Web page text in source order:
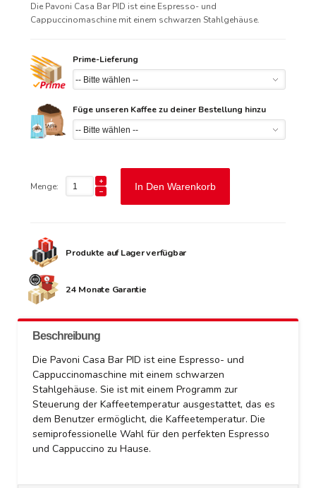
Die Pavoni Casa Bar PID ist eine Espresso- und
Cappuccinomaschine mit einem schwarzen Stahlgehäuse.
Prime-Lieferung
Füge unseren Kaffee zu deiner Bestellung hinzu
Menge: In Den Warenkorb
Produkte auf Lager verfügbar
24 Monate Garantie
Beschreibung
Die Pavoni Casa Bar PID ist eine Espresso- und
Cappuccinomaschine mit einem schwarzen
Stahlgehäuse. Sie ist mit einem Programm zur
Steuerung der Kaffeetemperatur ausgestattet, das es
dem Benutzer ermöglicht, die Kaffeetemperatur. Die
semiprofessionelle Wahl für den perfekten Espresso
und Cappuccino zu Hause.